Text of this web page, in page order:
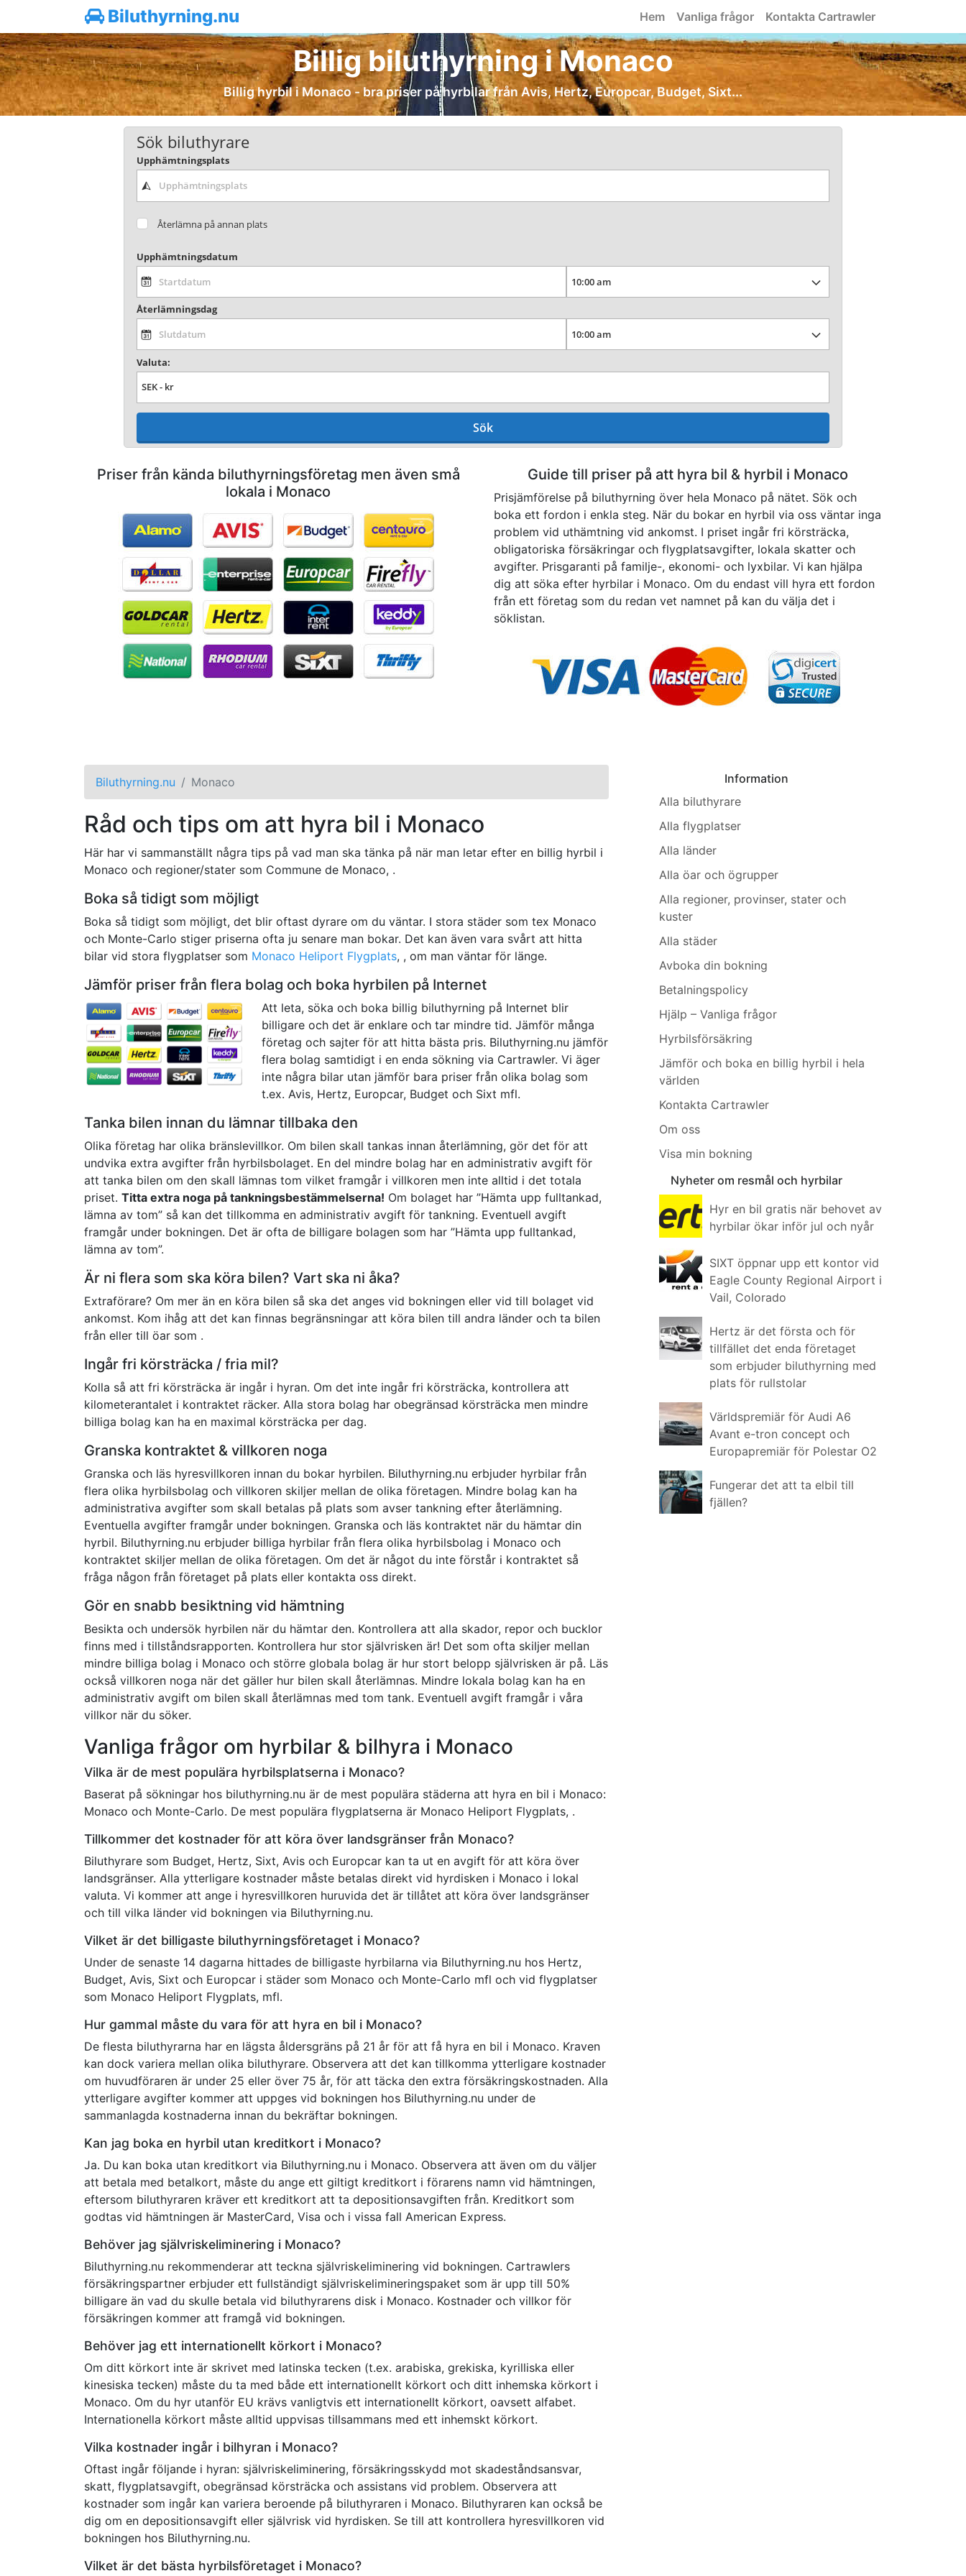
Biluthyrning.nu Hem Vanliga frågor Kontakta Cartrawler
Billig biluthyrning i Monaco
Billig hyrbil i Monaco - bra priser på hyrbilar från Avis, Hertz, Europcar, Budget, Sixt...
Sök biluthyrare
Upphämtningsplats
Återlämna på annan plats
Upphämtningsdatum
Återlämningsdag
Valuta:
Sök
Priser från kända biluthyrningsföretag men även små
lokala i Monaco
Guide till priser på att hyra bil & hyrbil i Monaco
Prisjämförelse på biluthyrning över hela Monaco på nätet. Sök och
boka ett fordon i enkla steg. När du bokar en hyrbil via oss väntar inga
problem vid uthämtning vid ankomst. I priset ingår fri körsträcka,
obligatoriska försäkringar och flygplatsavgifter, lokala skatter och
avgifter. Prisgaranti på familje-, ekonomi- och lyxbilar. Vi kan hjälpa
dig att söka efter hyrbilar i Monaco. Om du endast vill hyra ett fordon
från ett företag som du redan vet namnet på kan du välja det i
söklistan.
Biluthyrning.nu Monaco
Råd och tips om att hyra bil i Monaco
Här har vi sammanställt några tips på vad man ska tänka på när man letar efter en billig hyrbil i
Monaco och regioner/stater som Commune de Monaco, .
Boka så tidigt som möjligt
Boka så tidigt som möjligt, det blir oftast dyrare om du väntar. I stora städer som tex Monaco
och Monte-Carlo stiger priserna ofta ju senare man bokar. Det kan även vara svårt att hitta
bilar vid stora flygplatser som Monaco Heliport Flygplats, , om man väntar för länge.
Jämför priser från flera bolag och boka hyrbilen på Internet
Att leta, söka och boka billig biluthyrning på Internet blir
billigare och det är enklare och tar mindre tid. Jämför många
företag och sajter för att hitta bästa pris. Biluthyrning.nu jämför
flera bolag samtidigt i en enda sökning via Cartrawler. Vi äger
inte några bilar utan jämför bara priser från olika bolag som
t.ex. Avis, Hertz, Europcar, Budget och Sixt mfl.
Tanka bilen innan du lämnar tillbaka den
Olika företag har olika bränslevillkor. Om bilen skall tankas innan återlämning, gör det för att
undvika extra avgifter från hyrbilsbolaget. En del mindre bolag har en administrativ avgift för
att tanka bilen om den skall lämnas tom vilket framgår i villkoren men inte alltid i det totala
priset. Titta extra noga på tankningsbestämmelserna! Om bolaget har ”Hämta upp fulltankad,
lämna av tom” så kan det tillkomma en administrativ avgift för tankning. Eventuell avgift
framgår under bokningen. Det är ofta de billigare bolagen som har ”Hämta upp fulltankad,
lämna av tom”.
Är ni flera som ska köra bilen? Vart ska ni åka?
Extraförare? Om mer än en köra bilen så ska det anges vid bokningen eller vid till bolaget vid
ankomst. Kom ihåg att det kan finnas begränsningar att köra bilen till andra länder och ta bilen
från eller till öar som .
Ingår fri körsträcka / fria mil?
Kolla så att fri körsträcka är ingår i hyran. Om det inte ingår fri körsträcka, kontrollera att
kilometerantalet i kontraktet räcker. Alla stora bolag har obegränsad körsträcka men mindre
billiga bolag kan ha en maximal körsträcka per dag.
Granska kontraktet & villkoren noga
Granska och läs hyresvillkoren innan du bokar hyrbilen. Biluthyrning.nu erbjuder hyrbilar från
flera olika hyrbilsbolag och villkoren skiljer mellan de olika företagen. Mindre bolag kan ha
administrativa avgifter som skall betalas på plats som avser tankning efter återlämning.
Eventuella avgifter framgår under bokningen. Granska och läs kontraktet när du hämtar din
hyrbil. Biluthyrning.nu erbjuder billiga hyrbilar från flera olika hyrbilsbolag i Monaco och
kontraktet skiljer mellan de olika företagen. Om det är något du inte förstår i kontraktet så
fråga någon från företaget på plats eller kontakta oss direkt.
Gör en snabb besiktning vid hämtning
Besikta och undersök hyrbilen när du hämtar den. Kontrollera att alla skador, repor och bucklor
finns med i tillståndsrapporten. Kontrollera hur stor självrisken är! Det som ofta skiljer mellan
mindre billiga bolag i Monaco och större globala bolag är hur stort belopp självrisken är på. Läs
också villkoren noga när det gäller hur bilen skall återlämnas. Mindre lokala bolag kan ha en
administrativ avgift om bilen skall återlämnas med tom tank. Eventuell avgift framgår i våra
villkor när du söker.
Vanliga frågor om hyrbilar & bilhyra i Monaco
Vilka är de mest populära hyrbilsplatserna i Monaco?
Baserat på sökningar hos biluthyrning.nu är de mest populära städerna att hyra en bil i Monaco:
Monaco och Monte-Carlo. De mest populära flygplatserna är Monaco Heliport Flygplats, .
Tillkommer det kostnader för att köra över landsgränser från Monaco?
Biluthyrare som Budget, Hertz, Sixt, Avis och Europcar kan ta ut en avgift för att köra över
landsgränser. Alla ytterligare kostnader måste betalas direkt vid hyrdisken i Monaco i lokal
valuta. Vi kommer att ange i hyresvillkoren huruvida det är tillåtet att köra över landsgränser
och till vilka länder vid bokningen via Biluthyrning.nu.
Vilket är det billigaste biluthyrningsföretaget i Monaco?
Under de senaste 14 dagarna hittades de billigaste hyrbilarna via Biluthyrning.nu hos Hertz,
Budget, Avis, Sixt och Europcar i städer som Monaco och Monte-Carlo mfl och vid flygplatser
som Monaco Heliport Flygplats, mfl.
Hur gammal måste du vara för att hyra en bil i Monaco?
De flesta biluthyrarna har en lägsta åldersgräns på 21 år för att få hyra en bil i Monaco. Kraven
kan dock variera mellan olika biluthyrare. Observera att det kan tillkomma ytterligare kostnader
om huvudföraren är under 25 eller över 75 år, för att täcka den extra försäkringskostnaden. Alla
ytterligare avgifter kommer att uppges vid bokningen hos Biluthyrning.nu under de
sammanlagda kostnaderna innan du bekräftar bokningen.
Kan jag boka en hyrbil utan kreditkort i Monaco?
Ja. Du kan boka utan kreditkort via Biluthyrning.nu i Monaco. Observera att även om du väljer
att betala med betalkort, måste du ange ett giltigt kreditkort i förarens namn vid hämtningen,
eftersom biluthyraren kräver ett kreditkort att ta depositionsavgiften från. Kreditkort som
godtas vid hämtningen är MasterCard, Visa och i vissa fall American Express.
Behöver jag självriskeliminering i Monaco?
Biluthyrning.nu rekommenderar att teckna självriskeliminering vid bokningen. Cartrawlers
försäkringspartner erbjuder ett fullständigt självriskelimineringspaket som är upp till 50%
billigare än vad du skulle betala vid biluthyrarens disk i Monaco. Kostnader och villkor för
försäkringen kommer att framgå vid bokningen.
Behöver jag ett internationellt körkort i Monaco?
Om ditt körkort inte är skrivet med latinska tecken (t.ex. arabiska, grekiska, kyrilliska eller
kinesiska tecken) måste du ta med både ett internationellt körkort och ditt inhemska körkort i
Monaco. Om du hyr utanför EU krävs vanligtvis ett internationellt körkort, oavsett alfabet.
Internationella körkort måste alltid uppvisas tillsammans med ett inhemskt körkort.
Vilka kostnader ingår i bilhyran i Monaco?
Oftast ingår följande i hyran: självriskeliminering, försäkringsskydd mot skadeståndsansvar,
skatt, flygplatsavgift, obegränsad körsträcka och assistans vid problem. Observera att
kostnader som ingår kan variera beroende på biluthyraren i Monaco. Biluthyraren kan också be
dig om en depositionsavgift eller självrisk vid hyrdisken. Se till att kontrollera hyresvillkoren vid
bokningen hos Biluthyrning.nu.
Vilket är det bästa hyrbilsföretaget i Monaco?
Information
Alla biluthyrare
Alla flygplatser
Alla länder
Alla öar och ögrupper
Alla regioner, provinser, stater och
kuster
Alla städer
Avboka din bokning
Betalningspolicy
Hjälp – Vanliga frågor
Hyrbilsförsäkring
Jämför och boka en billig hyrbil i hela
världen
Kontakta Cartrawler
Om oss
Visa min bokning
Nyheter om resmål och hyrbilar
Hyr en bil gratis när behovet av
hyrbilar ökar inför jul och nyår
SIXT öppnar upp ett kontor vid
Eagle County Regional Airport i
Vail, Colorado
Hertz är det första och för
tillfället det enda företaget
som erbjuder biluthyrning med
plats för rullstolar
Världspremiär för Audi A6
Avant e-tron concept och
Europapremiär för Polestar O2
Fungerar det att ta elbil till
fjällen?